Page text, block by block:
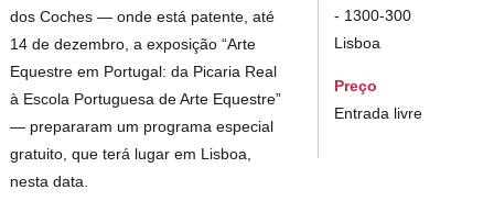
- 1300-300
Lisboa
Preço
Entrada livre
dos Coches — onde está patente, até
14 de dezembro, a exposição “Arte
Equestre em Portugal: da Picaria Real
à Escola Portuguesa de Arte Equestre”
— prepararam um programa especial
gratuito, que terá lugar em Lisboa,
nesta data.